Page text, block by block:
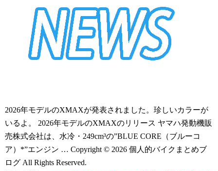
2026年モデルのXMAXが発表されました。珍しいカラーが
いるよ。 2026年モデルのXMAXのリリース ヤマハ発動機販
売株式会社は、水冷・249cm³の”BLUE CORE（ブルーコ
ア）*”エンジン … Copyright © 2026 個人的バイクまとめブ
ログ All Rights Reserved.